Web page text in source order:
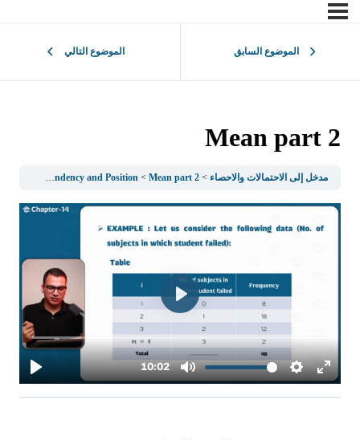
الموضوع السابق الموضوع التالي
Mean part 2
مدخل إلى الاحتمالات والاحصاء 1.4Measures Of Central Tendency and Position Mean part 2